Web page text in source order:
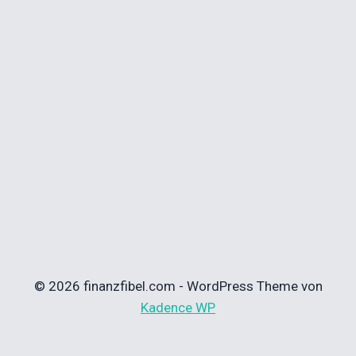
© 2026 finanzfibel.com - WordPress Theme von
Kadence WP